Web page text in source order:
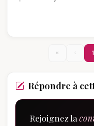
« ‹ 1
Répondre à
Rejoignez la